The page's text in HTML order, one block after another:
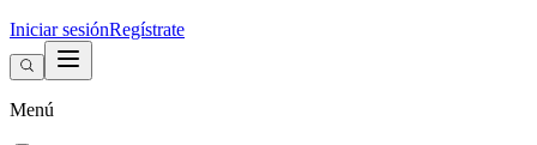
Iniciar sesiónRegístrate
Menú